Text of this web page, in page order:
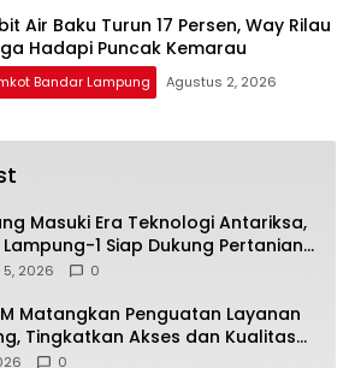
Air Baku Turun 17 Persen, Way Rilau
Hadapi Puncak Kemarau
Bandar Lampung Agustus 2, 2026
Masuki Era Teknologi Antariksa,
1 Siap Dukung Pertanian
AI
2026 0
Matangkan Penguatan Layanan
Tingkatkan Akses dan Kualitas
Pasien
0